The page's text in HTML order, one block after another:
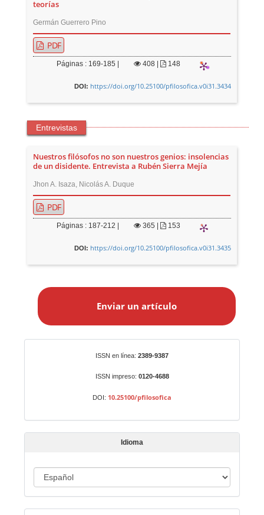
teorías
Germán Guerrero Pino
PDF
Páginas : 169-185 | 408| 148
DOI: https://doi.org/10.25100/pfilosofica.v0i31.3434
Entrevistas
Nuestros filósofos no son nuestros genios: insolencias
de un disidente. Entrevista a Rubén Sierra Mejía
Jhon A. Isaza, Nicolás A. Duque
PDF
Páginas : 187-212 | 365 153
DOI: https://doi.org/10.25100/pfilosofica.v0i31.3435
a
t
í
o
Enviar un artículo
ISSN en línea: 2389-9387
ISSN impreso: 0120-4688
DOI: 10.25100/pfilosofica
Idioma
d